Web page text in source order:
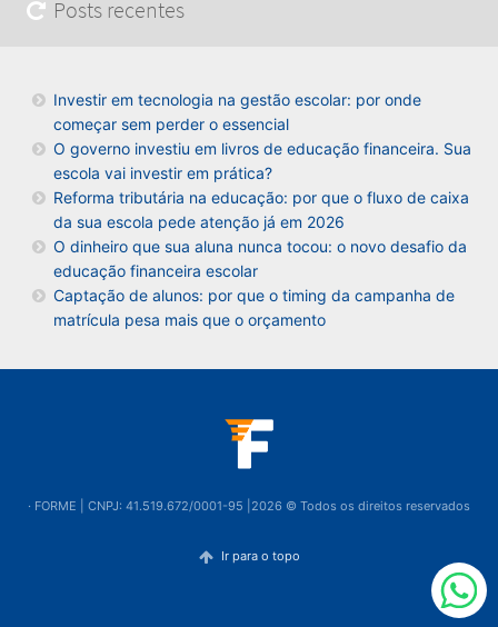
depois de algum tempo. Sabe-se que esse processo
Posts recentes
Investir em tecnologia na gestão escolar: por onde
começar sem perder o essencial
O governo investiu em livros de educação financeira. Sua
escola vai investir em prática?
Reforma tributária na educação: por que o fluxo de caixa
da sua escola pede atenção já em 2026
O dinheiro que sua aluna nunca tocou: o novo desafio da
educação financeira escolar
Captação de alunos: por que o timing da campanha de
matrícula pesa mais que o orçamento
· FORME | CNPJ: 41.519.672/0001-95 |2026 © Todos os direitos reservados
Ir para o topo